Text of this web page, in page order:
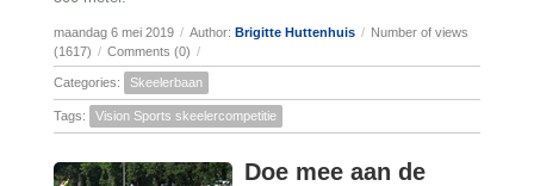
maandag 6 mei 2019 / Author: Brigitte Huttenhuis / Number of views
(1617) / Comments (0) /
Categories: Skeelerbaan
Tags: Vision Sports skeelercompetitie
Doe mee aan de